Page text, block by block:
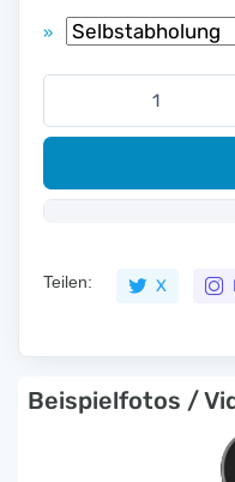
»
Teilen: X
Beispielfotos /